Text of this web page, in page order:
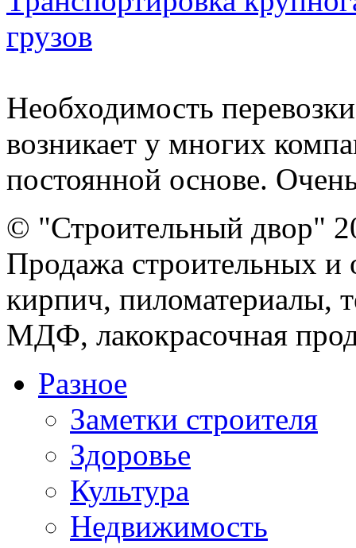
грузов
Необходимость
возникает у многих
постоянной основе.
© "Строительный двор"
Продажа строительных и
кирпич, пиломатериалы,
МДФ, лакокрасочная
Разное
Заметки строителя
Здоровье
Культура
Недвижимость